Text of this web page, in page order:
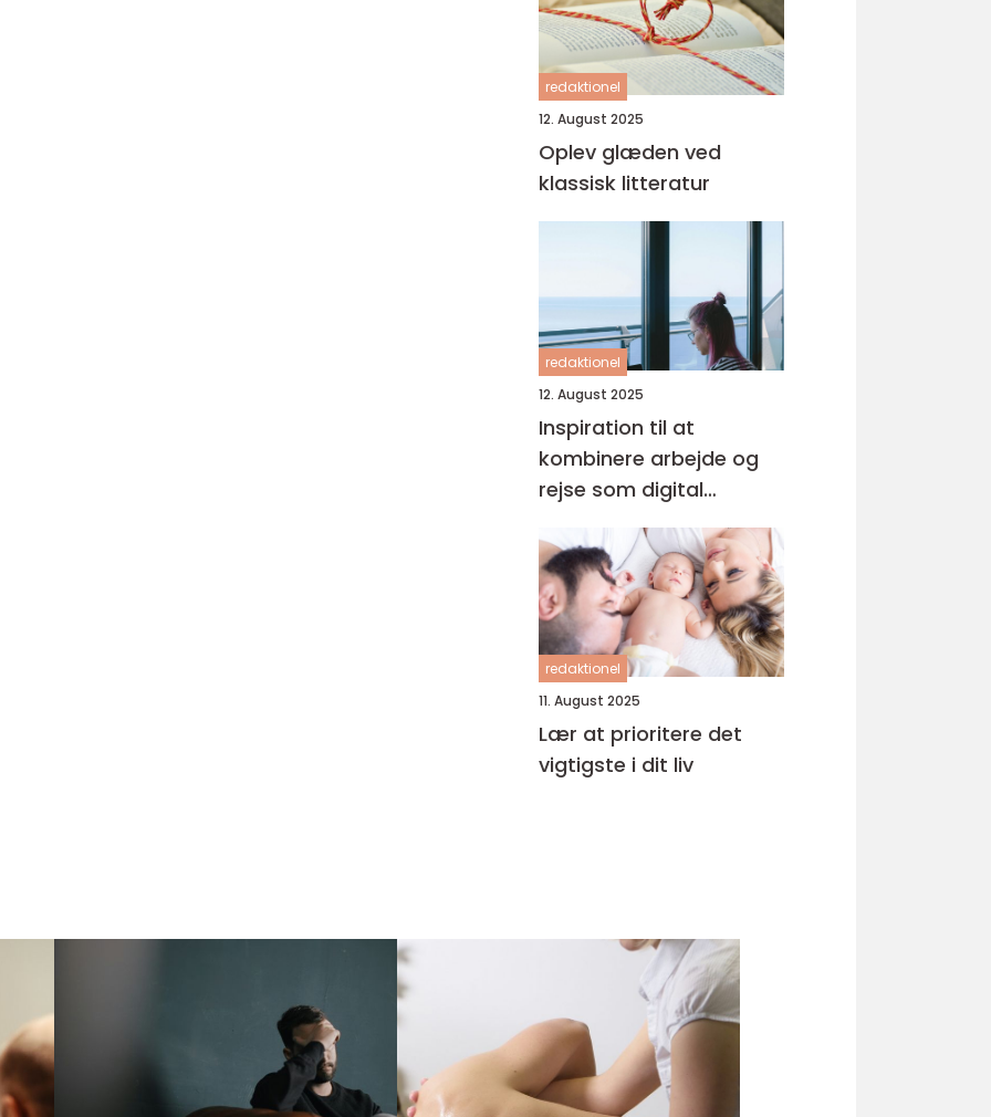
redaktionel
12. August 2025
Oplev glæden ved
klassisk litteratur
redaktionel
12. August 2025
Inspiration til at
kombinere arbejde og
rejse som digital
redaktionel
11. August 2025
Lær at prioritere det
vigtigste i dit liv